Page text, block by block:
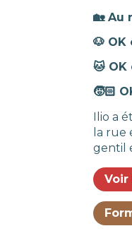
🏡 Au
🐶 OK
🐱 OK
🧒🏻
Ilio a
la rue
gentil
Voir